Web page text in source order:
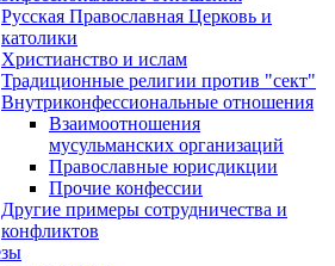
Русская Православная Церковь и
католики
Христианство и ислам
Традиционные религии против "сект"
Внутриконфессиональные отношения
Взаимоотношения
мусульманских организаций
Православные юрисдикции
Прочие конфессии
Другие примеры сотрудничества и
конфликтов